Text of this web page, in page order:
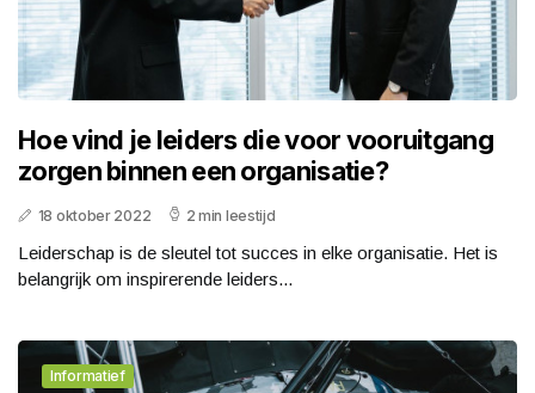
Hoe vind je leiders die voor vooruitgang
zorgen binnen een organisatie?
18 oktober 2022 2 min leestijd
Leiderschap is de sleutel tot succes in elke organisatie. Het is
belangrijk om inspirerende leiders...
Informatief